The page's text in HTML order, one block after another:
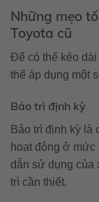
Những mẹo
Toyota cũ
Để có thể kéo
thể áp dụng một
Bảo trì định kỳ
Bảo trì định kỳ là
hoạt động ở
dẫn sử dụng của
trì cần thiết.